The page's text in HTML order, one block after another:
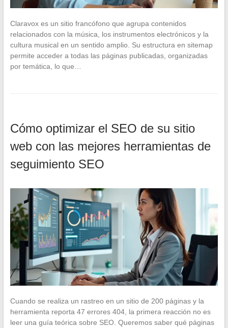
Claravox es un sitio francófono que agrupa contenidos
relacionados con la música, los instrumentos electrónicos y la
cultura musical en un sentido amplio. Su estructura en sitemap
permite acceder a todas las páginas publicadas, organizadas
por temática, lo que…
Cómo optimizar el SEO de su sitio
web con las mejores herramientas de
seguimiento SEO
Cuando se realiza un rastreo en un sitio de 200 páginas y la
herramienta reporta 47 errores 404, la primera reacción no es
leer una guía teórica sobre SEO. Queremos saber qué páginas